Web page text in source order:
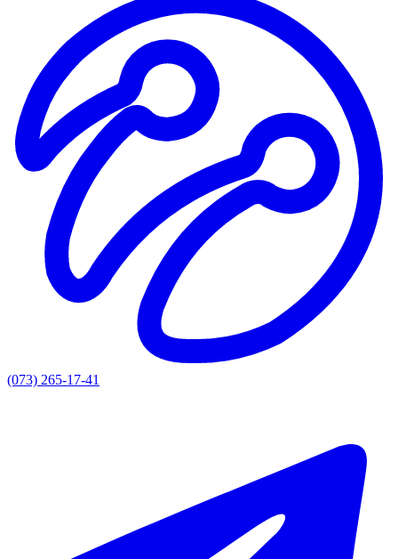
(073) 265-17-41